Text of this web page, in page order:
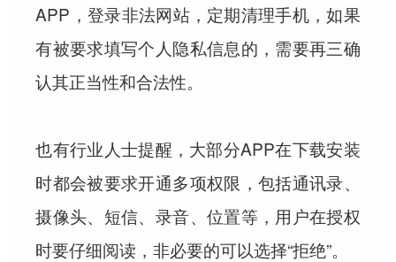
APP，登录非法网站，定期清理手机，如果
有被要求填写个人隐私信息的，需要再三确
认其正当性和合法性。
也有行业人士提醒，大部分APP在下载安装
时都会被要求开通多项权限，包括通讯录、
摄像头、短信、录音、位置等，用户在授权
时要仔细阅读，非必要的可以选择“拒绝”。